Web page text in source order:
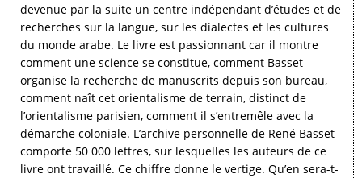
devenue par la suite un centre indépendant d’études et de
recherches sur la langue, sur les dialectes et les cultures
du monde arabe. Le livre est passionnant car il montre
comment une science se constitue, comment Basset
organise la recherche de manuscrits depuis son bureau,
comment naît cet orientalisme de terrain, distinct de
l’orientalisme parisien, comment il s’entremêle avec la
démarche coloniale. L’archive personnelle de René Basset
comporte 50 000 lettres, sur lesquelles les auteurs de ce
livre ont travaillé. Ce chiffre donne le vertige. Qu’en sera-t-